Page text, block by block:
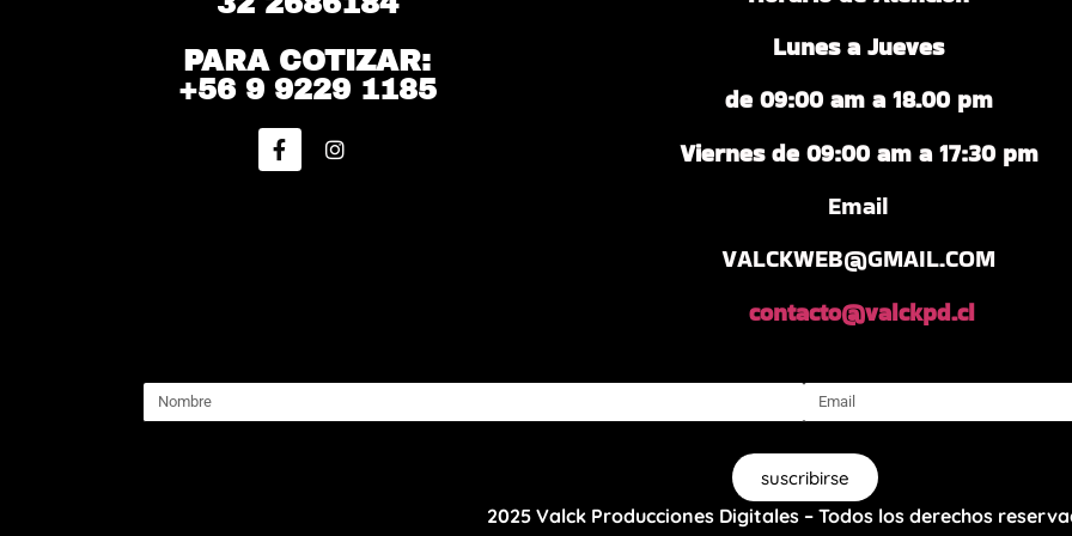
PARA COTIZAR:
+56 9 9229 1185
Lunes a Jueves
de 09:00 am a 18.00 pm
Viernes de 09:00 am a 17:30 pm
Email
VALCKWEB@GMAIL.COM
contacto@valckpd.cl
suscribirse
2025 Valck Producciones Digitales – Todos los derechos